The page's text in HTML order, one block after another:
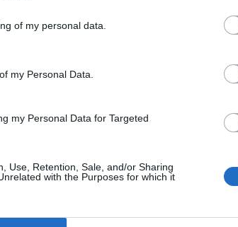
of my personal data.
my Personal Data.
my Personal Data for Targeted
Use, Retention, Sale, and/or Sharing
with the Purposes for which it